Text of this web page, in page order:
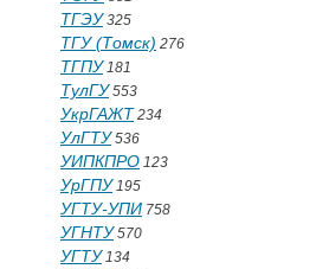
ТГЭУ325
ТГУ (Томск) 276
ТГПУ181
ТулГУ553
УкрГАЖТ 234
УлГТУ536
УИПКПРО 123
УрГПУ195
УГТУ-УПИ 758
УГНТУ570
УГТУ134